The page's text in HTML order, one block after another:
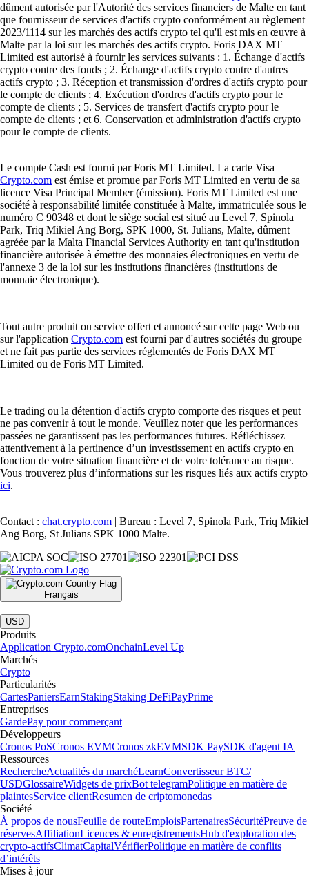
dûment autorisée par l'Autorité des services financiers de Malte en tant
que fournisseur de services d'actifs crypto conformément au règlement
2023/1114 sur les marchés des actifs crypto tel qu'il est mis en œuvre à
Malte par la loi sur les marchés des actifs crypto. Foris DAX MT
Limited est autorisé à fournir les services suivants : 1. Échange d'actifs
crypto contre des fonds ; 2. Échange d'actifs crypto contre d'autres
actifs crypto ; 3. Réception et transmission d'ordres d'actifs crypto pour
le compte de clients ; 4. Exécution d'ordres d'actifs crypto pour le
compte de clients ; 5. Services de transfert d'actifs crypto pour le
compte de clients ; et 6. Conservation et administration d'actifs crypto
pour le compte de clients.
Le compte Cash est fourni par Foris MT Limited. La carte Visa
Crypto.com est émise et promue par Foris MT Limited en vertu de sa
licence Visa Principal Member (émission). Foris MT Limited est une
société à responsabilité limitée constituée à Malte, immatriculée sous le
numéro C 90348 et dont le siège social est situé au Level 7, Spinola
Park, Triq Mikiel Ang Borg, SPK 1000, St. Julians, Malte, dûment
agréée par la Malta Financial Services Authority en tant qu'institution
financière autorisée à émettre des monnaies électroniques en vertu de
l'annexe 3 de la loi sur les institutions financières (institutions de
monnaie électronique).
Tout autre produit ou service offert et annoncé sur cette page Web ou
sur l'application Crypto.com est fourni par d'autres sociétés du groupe
et ne fait pas partie des services réglementés de Foris DAX MT
Limited ou de Foris MT Limited.
Le trading ou la détention d'actifs crypto comporte des risques et peut
ne pas convenir à tout le monde. Veuillez noter que les performances
passées ne garantissent pas les performances futures. Réfléchissez
attentivement à la pertinence d’un investissement en actifs crypto en
fonction de votre situation financière et de votre tolérance au risque.
Vous trouverez plus d’informations sur les risques liés aux actifs crypto
ici.
Contact : chat.crypto.com | Bureau : Level 7, Spinola Park, Triq Mikiel
Ang Borg, St Julians SPK 1000 Malte.
Français
|
USD
Produits
Application Crypto.comOnchainLevel Up
Marchés
Crypto
Particularités
CartesPaniersEarnStakingStaking DeFiPayPrime
Entreprises
GardePay pour commerçant
Développeurs
Cronos PoSCronos EVMCronos zkEVMSDK PaySDK d'agent IA
Ressources
RechercheActualités du marchéLearnConvertisseur BTC/
USDGlossaireWidgets de prixBot telegramPolitique en matière de
plaintesService clientResumen de criptomonedas
Société
À propos de nousFeuille de routeEmploisPartenairesSécuritéPreuve de
réservesAffiliationLicences & enregistrementsHub d'exploration des
crypto-actifsClimatCapitalVérifierPolitique en matière de conflits
d’intérêts
Mises à jour